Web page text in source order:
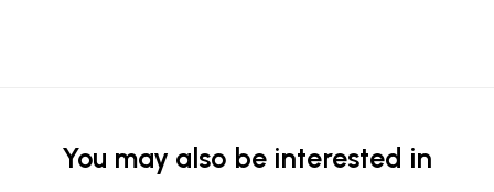
You may also be interested in